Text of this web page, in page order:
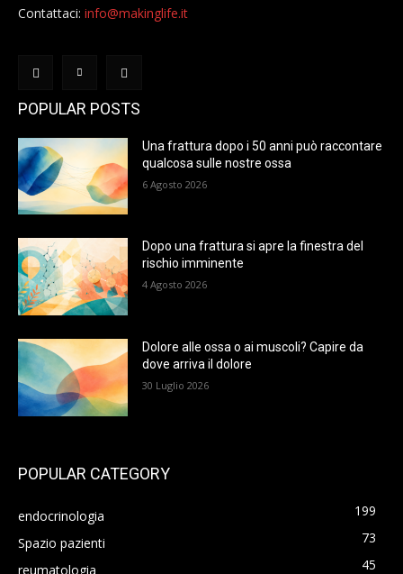
Contattaci: info@makinglife.it
POPULAR POSTS
Una frattura dopo i 50 anni può raccontare
qualcosa sulle nostre ossa
6 Agosto 2026
Dopo una frattura si apre la finestra del
rischio imminente
4 Agosto 2026
Dolore alle ossa o ai muscoli? Capire da
dove arriva il dolore
30 Luglio 2026
POPULAR CATEGORY
endocrinologia
199
Spazio pazienti
73
reumatologia
45